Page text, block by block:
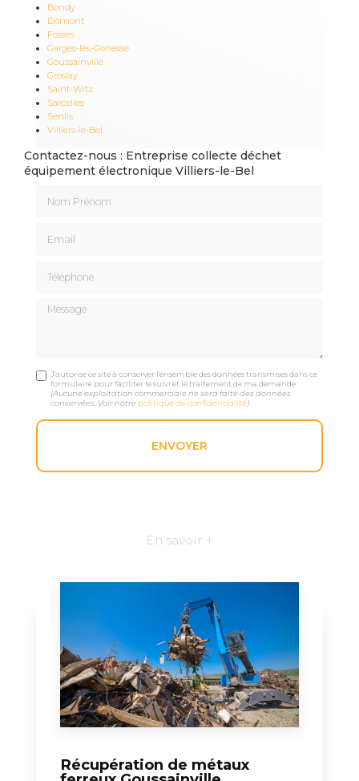
Bondy
Domont
Fosses
Garges-lès-Gonesse
Goussainville
Groslay
Saint-Witz
Sarcelles
Senlis
Villiers-le-Bel
Contactez-nous : Entreprise collecte déchet
équipement électronique Villiers-le-Bel
Message
J'autorise ce site à conserver l'ensemble des données transmises dans ce
formulaire pour faciliter le suivi et le traitement de ma demande.
(Aucune exploitation commerciale ne sera faite des données
conservées. Voir notrepolitique de confidentialité)
En savoir +
Récupération de métaux